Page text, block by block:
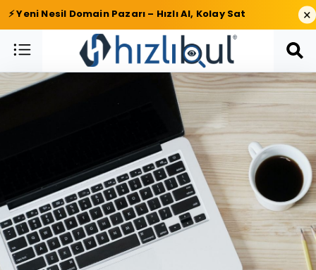
⚡ Yeni Nesil Domain Pazarı – Hızlı Al, Kolay Sat ×